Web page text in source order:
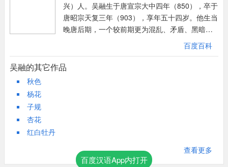
动态的美感，绘出了离宫禁城四郊朔风呼啸，雪花飞舞的景色；一
个“暗”字，从色彩的角度写出大雪排空而至的威势，由视觉感受勾
出触觉感受，令人极易从诗歌画面中领略到宫外刺骨的寒意，给人
次句“惟此宫中落旋干”，笔锋由宫外转入宫内，一个“惟”字限制了
雪落的特殊范围，一个“旋”字，从时间的角度传神地写出了雪落宫
苑迅速融化、消失的情景，含蓄地写出了宫中之暖，与首句成为对
照。
第三句“绿树碧帘相掩映”，具体而形象地刻画了宫中的融融春意。
华清宫地下温泉喷涌，地上宫殿金碧辉煌，禁墙高筑，能够遮风御
寒，因此宫中温度较高，树木常年青绿。这里的“绿树”代表了宫中
大自然造物者与宫外的不同，“碧帘”则反映出宫中主人生活的奢
兴）人。吴融生于唐宣宗大中四年（850），卒于
唐昭宗天复三年（903），享年五十四岁。他生当
晚唐后期，一个较前期更为混乱、矛盾、黑暗的
时代，他死后三年，曾经盛极一时的大唐帝国也
就走入历史了，因此，吴融可以说是整个大唐帝
国走向灭亡的见证者之一。
百度百科
吴融的其它作品
秋色
杨花
子规
杏花
红白牡丹
查看更多
百度汉语App内打开